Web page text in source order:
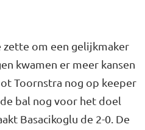
om een gelijkmaker
kwamen er meer kansen
Toornstra nog op keeper
bal nog voor het doel
Basacikoglu de 2-0. De